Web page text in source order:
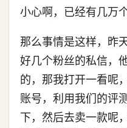
小心啊，已经有几万
那么事情是这样，昨
好几个粉丝的私信，
的，那我打开一看呢
账号，利用我们的评
下，然后去卖一款呢